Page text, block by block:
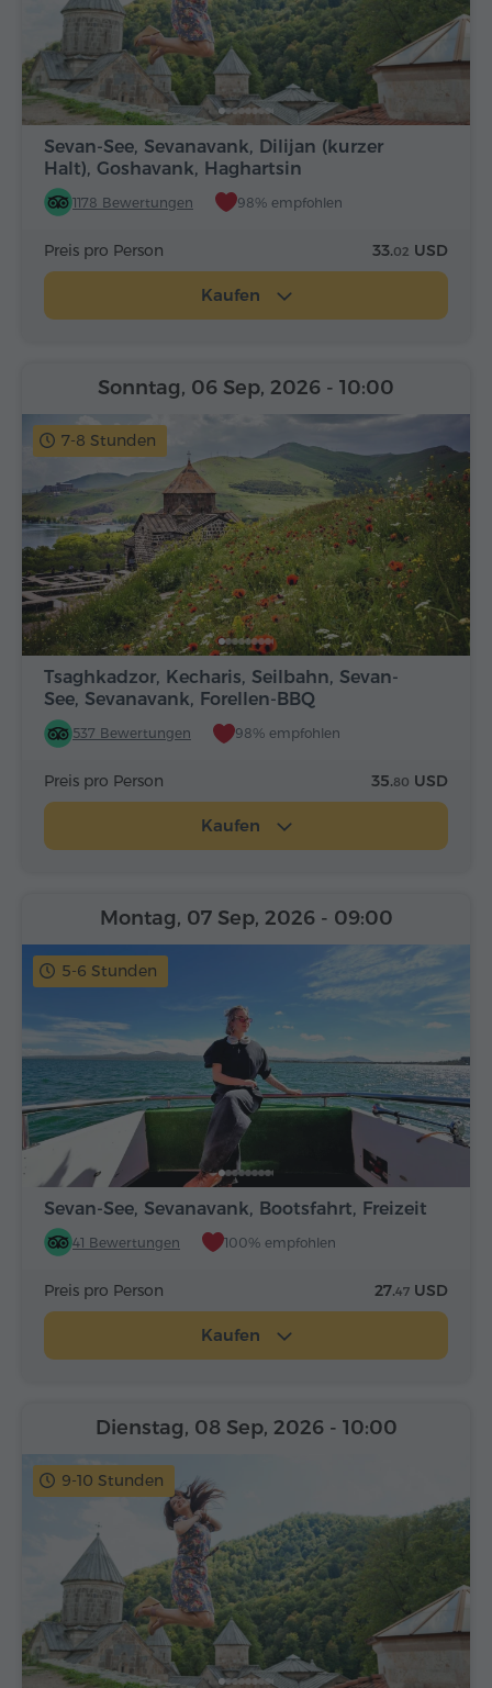
Sevan-See, Sevanavank, Dilijan (kurzer
Halt), Goshavank, Haghartsin
1178 Bewertungen 98% empfohlen
Preis pro Person 33.02 USD
Kaufen
7-8 Stunden
Tsaghkadzor, Kecharis, Seilbahn, Sevan-
See, Sevanavank, Forellen-BBQ
537 Bewertungen 98% empfohlen
Sonntag, 06 Sep, 2026 - 10:00
Preis pro Person 35.80 USD
Kaufen
5-6 Stunden
Sevan-See, Sevanavank, Bootsfahrt, Freizeit
41 Bewertungen 100% empfohlen
Montag, 07 Sep, 2026 - 09:00
Preis pro Person 27.47 USD
Kaufen
9-10 Stunden
Dienstag, 08 Sep, 2026 - 10:00